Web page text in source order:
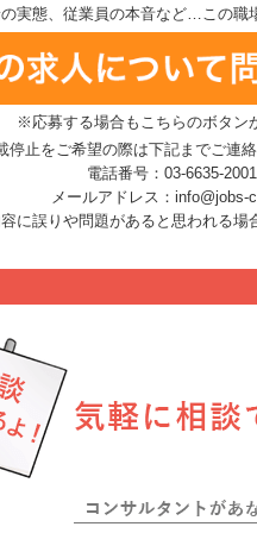
実態、従業員の本音など…この職
※応募する場合もこちらのボタン
止をご希望の際は下記までご連絡
電話番号：03-6635-2001
メールアドレス：info@jobs-
に誤りや問題があると思われる